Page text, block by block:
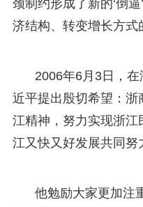
颈制约形成了新的‘倒
济结构、转变增长方式
2006年6月3日，
近平提出殷切希望：
江精神，努力实现浙
江又快又好发展共同努
他勉励大家更加注